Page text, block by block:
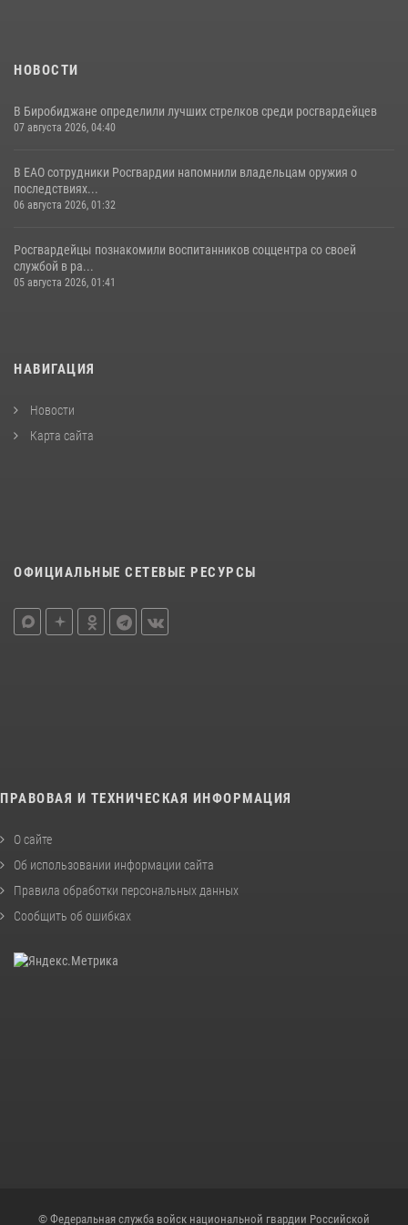
НОВОСТИ
В Биробиджане определили лучших стрелков среди росгвардейцев
07 августа 2026, 04:40
В ЕАО сотрудники Росгвардии напомнили владельцам оружия о
последствиях...
06 августа 2026, 01:32
Росгвардейцы познакомили воспитанников соццентра со своей
службой в ра...
05 августа 2026, 01:41
НАВИГАЦИЯ
Новости
Карта сайта
ОФИЦИАЛЬНЫЕ СЕТЕВЫЕ РЕСУРСЫ
ПРАВОВАЯ И ТЕХНИЧЕСКАЯ ИНФОРМАЦИЯ
О сайте
Об использовании информации сайта
Правила обработки персональных данных
Сообщить об ошибках
© Федеральная служба войск национальной гвардии Российской